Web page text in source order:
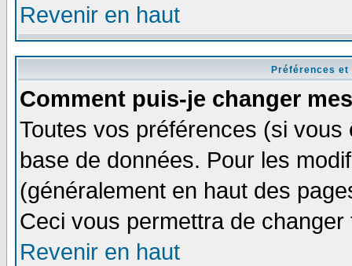
Revenir en haut
Préférences
Comment puis-je changer
Toutes vos préférences (si
base de données. Pour les
(généralement en haut des
Ceci vous permettra de
Revenir en haut